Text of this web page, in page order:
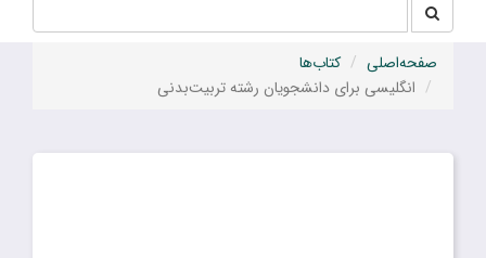
جستجو
در
سایت
صفحه‌اصلی
کتاب‌ها
انگلیسی‌ برای‌ دانشجویان‌ رشته تربیت‌بدنی